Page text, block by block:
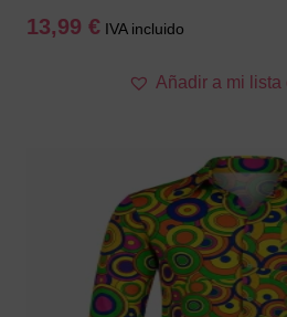
13,99 € IVA incluido
Las
se
elegir
Añadir a mi lista